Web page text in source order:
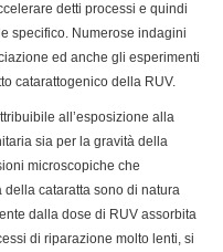
detti processi e quindi
specifico. Numerose indagini
ed anche gli esperimenti
catarattogenico della RUV.
all’esposizione alla
sia per la gravità della
microscopiche che
della cataratta sono di natura
dalla dose di RUV assorbita
di riparazione molto lenti, si